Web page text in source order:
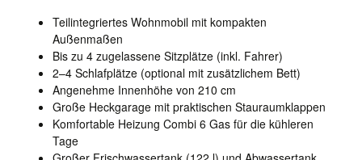
Teilintegriertes Wohnmobil mit kompakten
Außenmaßen
Bis zu 4 zugelassene Sitzplätze (inkl. Fahrer)
2–4 Schlafplätze (optional mit zusätzlichem Bett)
Angenehme Innenhöhe von 210 cm
Große Heckgarage mit praktischen Stauraumklappen
Komfortable Heizung Combi 6 Gas für die kühleren
Tage